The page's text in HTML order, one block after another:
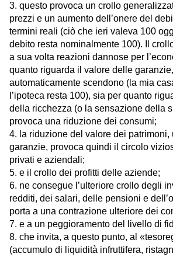
3. questo provoca un crollo
prezzi e un aumento dell’onere del
termini reali (ciò che ieri valeva 100
debito resta nominalmente 100). Il
a sua volta reazioni dannose per
quanto riguarda il valore delle
automaticamente scendono (la mia
l’ipoteca resta 100), sia per quanto
della ricchezza (o la sensazione della
provoca una riduzione dei consumi;
4. la riduzione del valore dei
garanzie, provoca quindi il circolo
privati e aziendali;
5. e il crollo dei profitti delle aziende;
6. ne consegue l’ulteriore crollo degli
redditi, dei salari, delle pensioni e
porta a una contrazione ulteriore dei
7. e a un peggioramento del livello di
8. che invita, a questo punto, al
(accumulo di liquidità infruttifera,